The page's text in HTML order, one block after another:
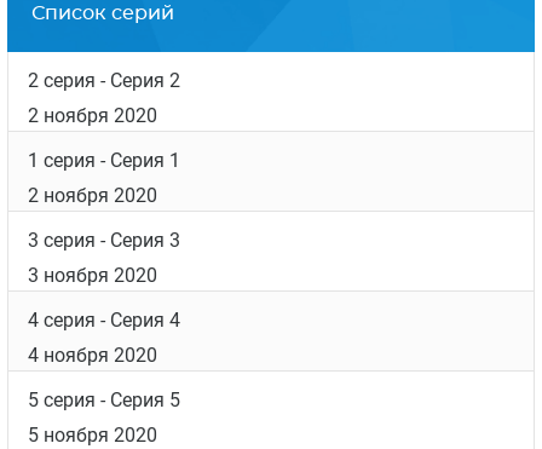
сериала — неизвестно.
Дата выхода
Список серий